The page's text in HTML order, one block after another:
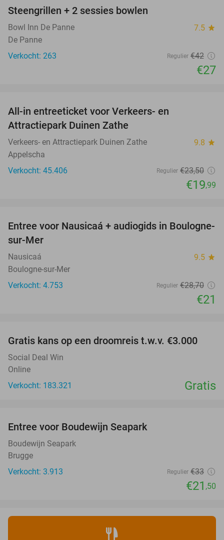
Steengrillen + 2 sessies bowlen
Bowl Inn De Panne 7.5 star
De Panne
Verkocht: 263
Regulier €42
€27
All-in entreeticket voor Verkeers- en
Attractiepark Duinen Zathe
Verkeers- en Attractiepark Duinen Zathe 9.8 star
Appelscha
Verkocht: 45.406
Regulier €23,50
€19,99
27%
Entree voor Nausicaá + audiogids in Boulogne-
sur-Mer
Nausicaá 9.5 star
Boulogne-sur-Mer
Verkocht: 4.753
Regulier €28,70
€21
Gratis kans op een droomreis t.w.v. €3.000
Social Deal Win
Online
Verkocht: 183.321
Gratis
Entree voor Boudewijn Seapark
Boudewijn Seapark
Brugge
Verkocht: 3.913
Regulier €33
€21 ,50